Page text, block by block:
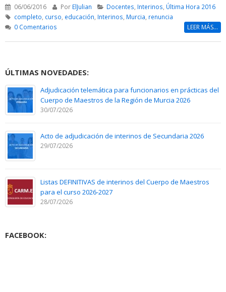
06/06/2016 Por ElJulian Docentes, Interinos, Última Hora 2016
completo, curso, educación, Interinos, Murcia, renuncia
0 Comentarios
LEER MÁS...
ÚLTIMAS NOVEDADES:
Adjudicación telemática para funcionarios en prácticas del
Cuerpo de Maestros de la Región de Murcia 2026
30/07/2026
Acto de adjudicación de interinos de Secundaria 2026
29/07/2026
Listas DEFINITIVAS de interinos del Cuerpo de Maestros
para el curso 2026-2027
28/07/2026
FACEBOOK: